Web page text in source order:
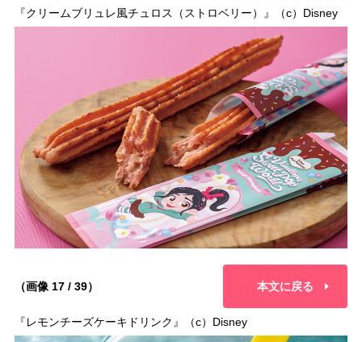
『クリームブリュレ風チュロス（ストロベリー）』（c）Disney
（画像 17 / 39） 本文に戻る
『レモンチーズケーキドリンク』（c）Disney